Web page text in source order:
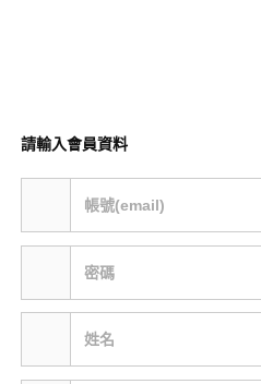
請輸入會員資料
帳號(email)
密碼
姓名